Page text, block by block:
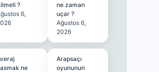
?
6,
ne zaman
uçar ?
Ağustos 6,
2026
ne
Arapsaçı
oyununun